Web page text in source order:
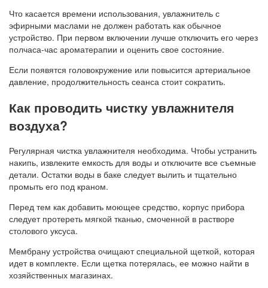
Что касается времени использования, увлажнитель с
эфирными маслами не должен работать как обычное
устройство. При первом включении лучше отключить его через
полчаса-час ароматерапии и оценить свое состояние.
Если появятся головокружение или повысится артериальное
давление, продолжительность сеанса стоит сократить.
Как проводить чистку увлажнителя
воздуха?
Регулярная чистка увлажнителя необходима. Чтобы устранить
накипь, извлеките емкость для воды и отключите все съемные
детали. Остатки воды в баке следует вылить и тщательно
промыть его под краном.
Перед тем как добавить моющее средство, корпус прибора
следует протереть мягкой тканью, смоченной в растворе
столового уксуса.
Мембрану устройства очищают специальной щеткой, которая
идет в комплекте. Если щетка потерялась, ее можно найти в
хозяйственных магазинах.